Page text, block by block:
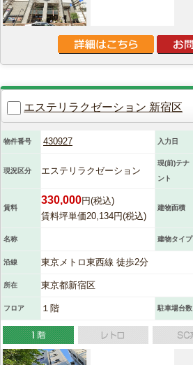
エステリラクゼーション 新宿区
物件番号 430927 入力日
現況区分 エステリラクゼーション
現(前)テナ
ント
賃料
330,000円(税込)
賃料坪単価20,134円(税込)
建物面積
名称 建物タイプ
沿線 東京メトロ東西線 徒歩2分
所在 東京都新宿区
フロア １階 駐車場台数